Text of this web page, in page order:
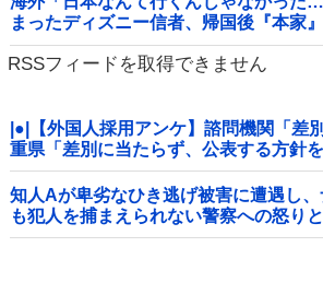
まったディズニー信者、帰国後『本家
RSSフィードを取得できません
|●|【外国人採用アンケ】諮問機関「差
重県「差別に当たらず、公表する方針を
知人Aが卑劣なひき逃げ被害に遭遇し
も犯人を捕まえられない警察への怒り
「逃げた方が得じゃん」と言い放った